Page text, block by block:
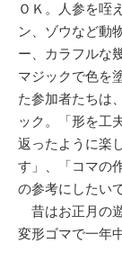
ＯＫ。人参を咥
ン、ゾウなど動
ー、カラフルな
マジックで色を
た参加者たちは
ック。「形を工
返ったように楽
す」、「コマの
の参考にしたい
昔はお正月の
変形ゴマで一年